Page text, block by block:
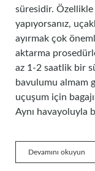
süresidir. Özellikle
yapıyorsanız,
ayırmak çok
aktarma
az 1-2 saatlik bir
bavulumu almam
uçuşum için
Aynı havayoluyla
Devamını okuyun